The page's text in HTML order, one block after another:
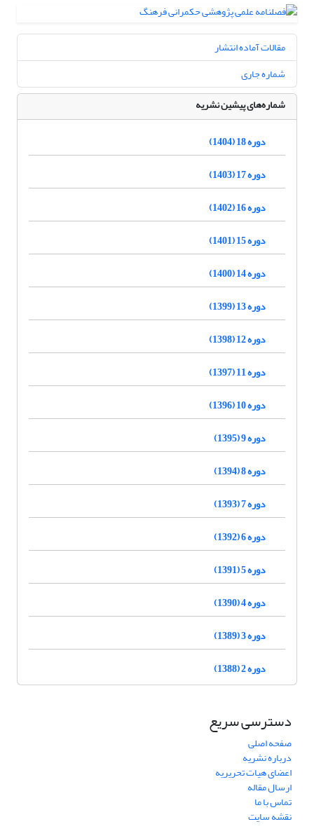
مقالات آماده انتشار
شماره جاری
شماره‌های پیشین نشریه
دوره 18 (1404)
دوره 17 (1403)
دوره 16 (1402)
دوره 15 (1401)
دوره 14 (1400)
دوره 13 (1399)
دوره 12 (1398)
دوره 11 (1397)
دوره 10 (1396)
دوره 9 (1395)
دوره 8 (1394)
دوره 7 (1393)
دوره 6 (1392)
دوره 5 (1391)
دوره 4 (1390)
دوره 3 (1389)
دوره 2 (1388)
دسترسی سریع
صفحه اصلی
درباره نشریه
اعضای هیات تحریریه
ارسال مقاله
تماس با ما
نقشه سایت